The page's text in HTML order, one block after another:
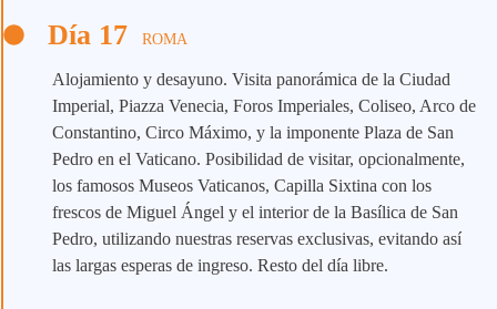
Día 17 ROMA
Alojamiento y desayuno. Visita panorámica de la Ciudad
Imperial, Piazza Venecia, Foros Imperiales, Coliseo, Arco de
Constantino, Circo Máximo, y la imponente Plaza de San
Pedro en el Vaticano. Posibilidad de visitar, opcionalmente,
los famosos Museos Vaticanos, Capilla Sixtina con los
frescos de Miguel Ángel y el interior de la Basílica de San
Pedro, utilizando nuestras reservas exclusivas, evitando así
las largas esperas de ingreso. Resto del día libre.